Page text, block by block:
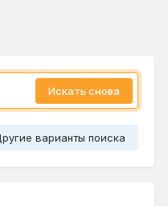
Искать снова
варианты поиска